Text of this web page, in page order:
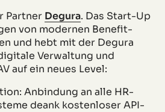
Partner Degura. Das Start-Up
von modernen Benefit-
und hebt mit der Degura
Verwaltung und
auf ein neues Level:
Anbindung an alle HR-
deank kostenloser API-